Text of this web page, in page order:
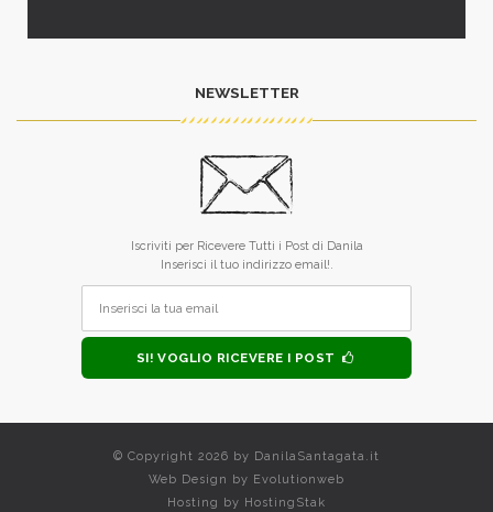
NEWSLETTER
Iscriviti per Ricevere Tutti i Post di Danila
Inserisci il tuo indirizzo email!.
SI! VOGLIO RICEVERE I POST
© Copyright 2026 by DanilaSantagata.it
Web Design by Evolutionweb
Hosting by HostingStak